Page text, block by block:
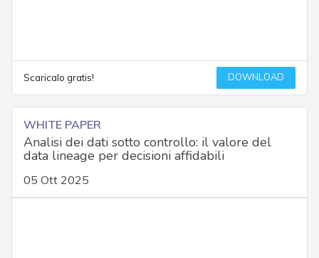
Scaricalo gratis! DOWNLOAD
WHITE PAPER
Analisi dei dati sotto controllo: il valore del
data lineage per decisioni affidabili
05 Ott 2025